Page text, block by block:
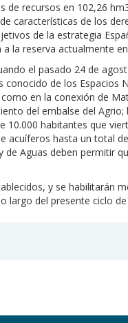
recursos en 102,26
características de los
de la estrategia
a la reserva actualmente
el pasado 24 de
de los Espacios
en la conexión de
del embalse del Agrio;
10.000 habitantes que
acuíferos hasta un total
Aguas deben permitir
y se habilitarán
largo del presente ciclo